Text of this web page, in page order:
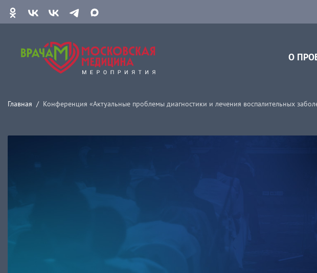
О
Главная Конференция «Актуальные проблемы диагностики и лечения воспалительных